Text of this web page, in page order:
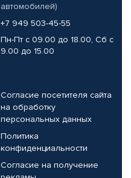
автомобилей)
+7 949 503-45-55
Пн-Пт с 09.00 до 18.00, Сб с
9.00 до 15.00
Согласие посетителя сайта
на обработку
персональных данных
Политика
конфиденциальности
Согласие на получение